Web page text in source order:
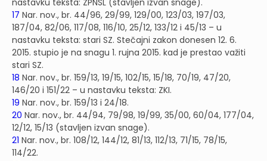
nastavku teksta: ZPNSL (stavljen izvan snage).
17 Nar. nov., br. 44/96, 29/99, 129/00, 123/03, 197/03,
187/04, 82/06, 117/08, 116/10, 25/12, 133/12 i 45/13 – u
nastavku teksta: stari SZ. Stečajni zakon donesen 12. 6.
2015. stupio je na snagu 1. rujna 2015. kad je prestao važiti
stari SZ.
18 Nar. nov., br. 159/13, 19/15, 102/15, 15/18, 70/19, 47/20,
146/20 i 151/22 – u nastavku teksta: ZKI.
19 Nar. nov., br. 159/13 i 24/18.
20 Nar. nov., br. 44/94, 79/98, 19/99, 35/00, 60/04, 177/04,
12/12, 15/13 (stavljen izvan snage).
21 Nar. nov., br. 108/12, 144/12, 81/13, 112/13, 71/15, 78/15,
114/22.